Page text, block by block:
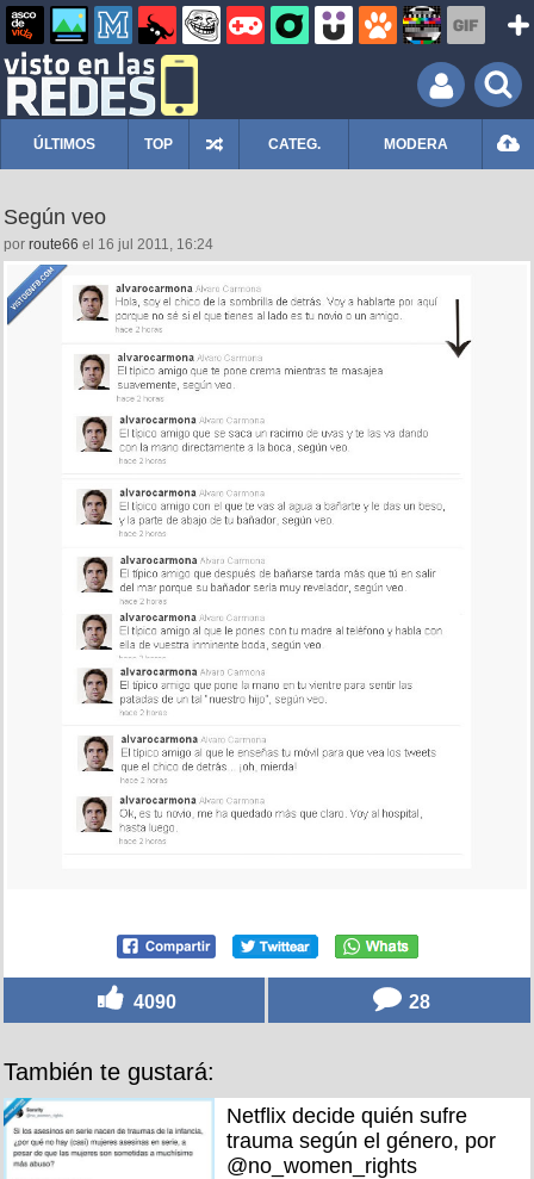
ÚLTIMOS TOP CATEG. MODERA
Según veo
por route66 el 16 jul 2011, 16:24
4090 28
También te gustará:
Netflix decide quién sufre
trauma según el género, por
@no_women_rights